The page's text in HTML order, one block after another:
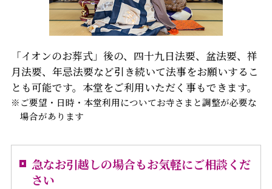
「イオンのお葬式」後の、四十九日法要、盆法要、祥
月法要、年忌法要など引き続いて法事をお願いするこ
とも可能です。本堂をご利用いただく事もできます。
※ご要望・日時・本堂利用についてお寺さまと調整が必要な
場合があります
急なお引越しの場合もお気軽にご相談くだ
さい